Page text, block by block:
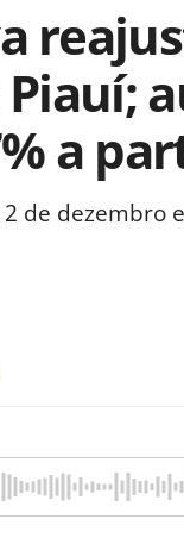
Piauí;
a
de dezembro